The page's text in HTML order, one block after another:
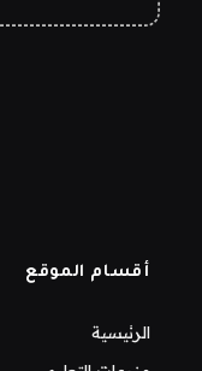
أقسام الموقع
الرئيسية